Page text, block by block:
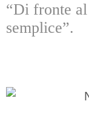
“Di fronte
semplice”.